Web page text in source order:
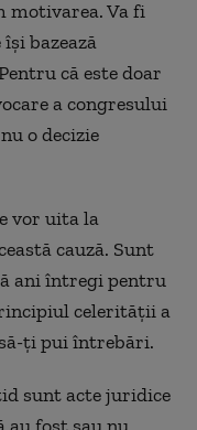
motivarea. Va fi
bazează
că este doar
a congresului
o decizie
vor uita la
cauză. Sunt
ani întregi pentru
celerității a
ți pui întrebări.
sunt acte juridice
au fost sau nu